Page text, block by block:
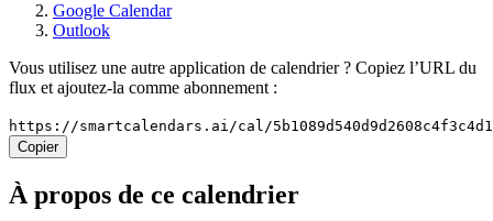
Google Calendar
Outlook
Vous utilisez une autre application de calendrier ? Copiez l’URL du
flux et ajoutez-la comme abonnement :
https://smartcalendars.ai/cal/
Copier
À propos de ce calendrier